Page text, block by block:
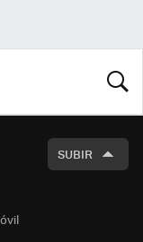
SUBIR